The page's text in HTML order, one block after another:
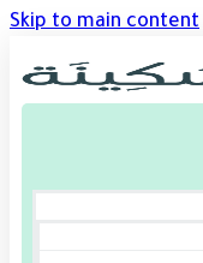
Skip to main content